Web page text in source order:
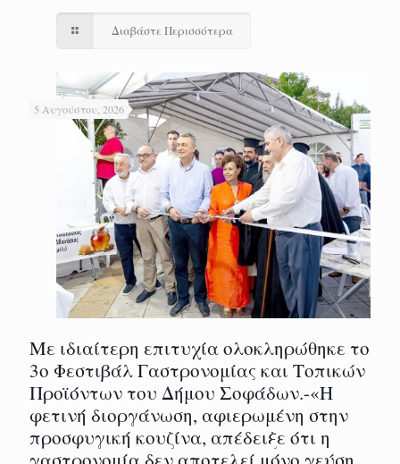
Διαβάστε Περισσότερα
5 Αυγούστου, 2026
Με ιδιαίτερη επιτυχία ολοκληρώθηκε το
3ο Φεστιβάλ Γαστρονομίας και Τοπικών
Προϊόντων του Δήμου Σοφάδων.-«Η
φετινή διοργάνωση, αφιερωμένη στην
προσφυγική κουζίνα, απέδειξε ότι η